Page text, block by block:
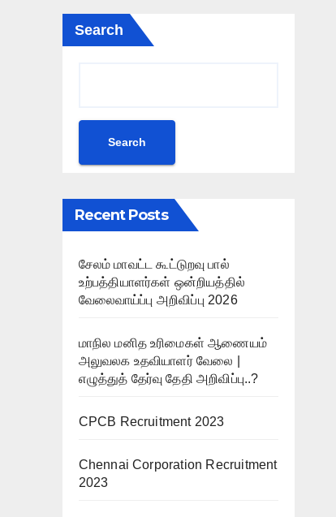
Search
Search
Recent Posts
சேலம் மாவட்ட கூட்டுறவு பால்
உற்பத்தியாளர்கள் ஒன்றியத்தில்
வேலைவாய்ப்பு அறிவிப்பு 2026
மாநில மனித உரிமைகள் ஆணையம்
அலுவலக உதவியாளர் வேலை |
எழுத்துத் தேர்வு தேதி அறிவிப்பு..?
CPCB Recruitment 2023
Chennai Corporation Recruitment
2023